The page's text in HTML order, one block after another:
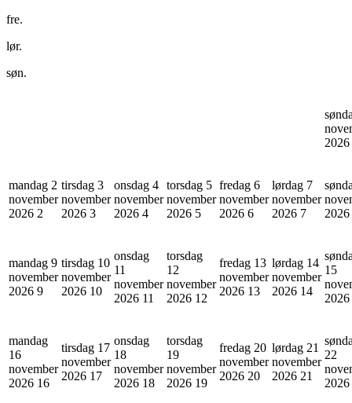
fre.
lør.
søn.
2026
mandag 2
november
2026 2
tirsdag 3
november
2026 3
onsdag 4
november
2026 4
torsdag 5
november
2026 5
fredag 6
november
2026 6
lørdag 7
november
2026 7
2026
mandag 9
november
2026 9
tirsdag 10
november
2026 10
onsdag
11
november
2026 11
torsdag
12
november
2026 12
fredag 13
november
2026 13
lørdag 14
november
2026 14
15
2026
mandag
16
november
2026 16
tirsdag 17
november
2026 17
onsdag
18
november
2026 18
torsdag
19
november
2026 19
fredag 20
november
2026 20
lørdag 21
november
2026 21
22
2026